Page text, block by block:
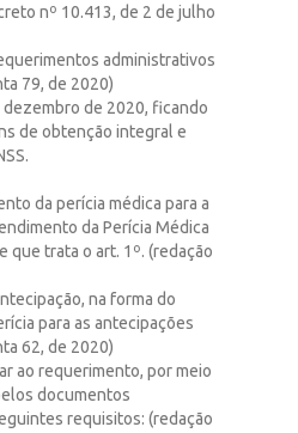
nº 10.413, de 2 de julho
administrativos
79, de 2020)
de 2020, ficando
de obtenção integral e
da perícia médica para a
da Perícia Médica
que trata o art. 1º. (redação
na forma do
para as antecipações
62, de 2020)
ao requerimento, por meio
documentos
requisitos: (redação